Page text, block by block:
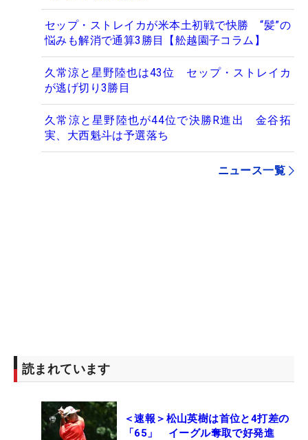
セップ・ストレイカが米本土初戦で快勝 “髪”の
悩みも解消で通算3勝目【舩越園子コラム】
久常涼と星野陸也は43位 セップ・ストレイカ
が逃げ切り3勝目
久常涼と星野陸也が44位で決勝R進出 金谷拓
実、大西魁斗は予選落ち
ニュース一覧
読まれています
＜速報＞松山英樹は首位と4打差の
「65」 イーグル奪取で好発進